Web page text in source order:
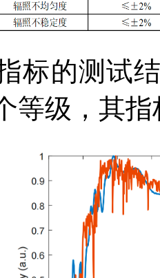
标的测试
等级，其指